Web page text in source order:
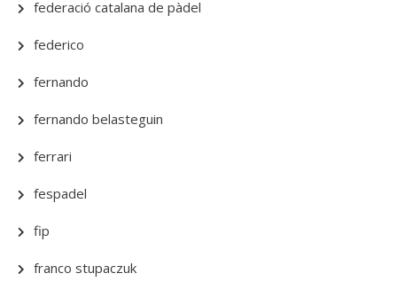
federació catalana de pàdel
federico
fernando
fernando belasteguin
ferrari
fespadel
fip
franco stupaczuk